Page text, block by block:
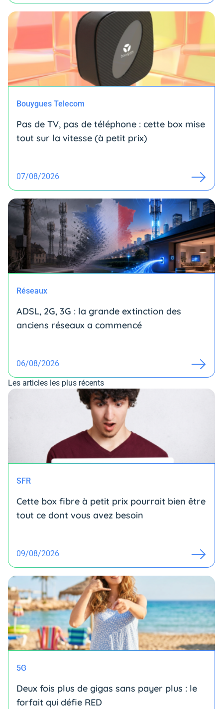
Bouygues Telecom
Pas de TV, pas de téléphone : cette box mise
tout sur la vitesse (à petit prix)
07/08/2026
Réseaux
ADSL, 2G, 3G : la grande extinction des
anciens réseaux a commencé
06/08/2026
Les articles les plus récents
SFR
Cette box fibre à petit prix pourrait bien être
tout ce dont vous avez besoin
09/08/2026
5G
Deux fois plus de gigas sans payer plus : le
forfait qui défie RED